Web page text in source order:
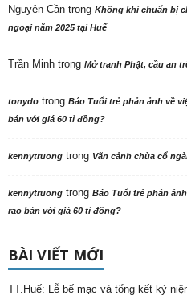
Nguyên Cần trong Không khí chuẩn bị
ngoại năm 2025 tại Huế
Trần Minh trong Mở tranh Phật, cầu an
tonydo trong Báo Tuổi trẻ phản ảnh về
bán với giá 60 tỉ đồng?
kennytruong trong Vãn cảnh chùa cổ
kennytruong trong Báo Tuổi trẻ phản
rao bán với giá 60 tỉ đồng?
BÀI VIẾT MỚI
TT.Huế: Lễ bế mạc và tổng kết kỷ